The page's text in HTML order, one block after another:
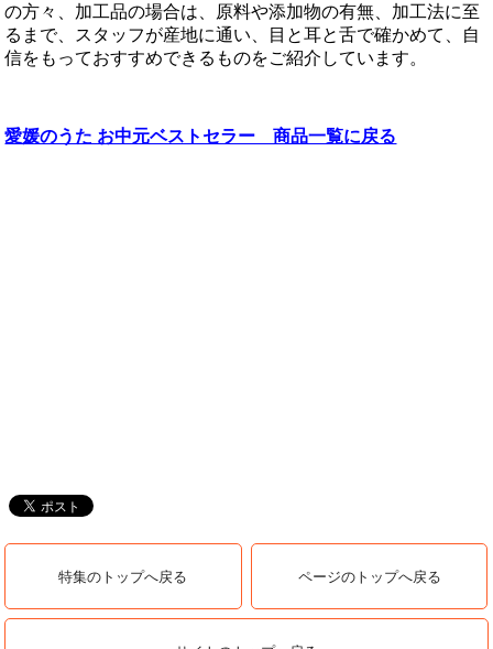
の方々、加工品の場合は、原料や添加物の有無、加工法に至
るまで、スタッフが産地に通い、目と耳と舌で確かめて、自
信をもっておすすめできるものをご紹介しています。
愛媛のうた お中元ベストセラー 商品一覧に戻る
特集のトップへ戻る ページのトップへ戻る